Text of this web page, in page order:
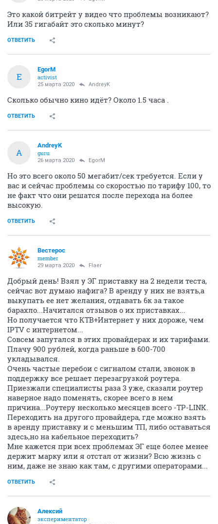
Это какой битрейт у видео что проблемы возникают?
Или 35 гигабайт это сколько минут?
ОТВЕТИТЬ
E
EgorM
activist
25 марта 2020 AndreyK
Сколько обычно кино идёт? Около 1.5 часа .
ОТВЕТИТЬ
A
AndreyK
guru
26 марта 2020 EgorM
Но это всего около 50 мегабит/сек требуется. Если у
вас и сейчас проблемы со скоростью по тарифу 100, то
не факт что они решатся после перехода на более
высокую.
ОТВЕТИТЬ
Вестерос
member
29 марта 2020 Flaer
Добрый день! Взял у ЭГ приставку на 2 недели теста,
сейчас вот думаю нафига? В аренду у них не взять,а
выкупать ее нет желания, отдавать 6к за такое
барахло...Начитался отзывов о их приставках...
Но получается что КТВ+Интернет у них дороже, чем
IPTV с интернетом...
Совсем запутался в этих провайдерах и их тарифами.
Плачу 900 рублей, когда раньше в 600-700
укладывался.
Очень частые перебои с сигналом стали, звонок в
поддержку все решает перезагрузкой роутера.
Приезжали специалисты раза 3 уже, сказали роутер
наверное надо поменять, скорее всего в нем
причина...Роутеру несколько месяцев всего -TP-LINK.
Переходить на другого провайдера, где можно взять
в аренду приставку и с меньшим ТП, либо оставаться
здесь,но на кабельное переходить?
Мне кажется при всех проблемах ЭГ еще более менее
держит марку или я отстал от жизни? Всю жизнь с
ним, даже не знаю как там, с другими операторами...
ОТВЕТИТЬ
Алексий
экспериментатор